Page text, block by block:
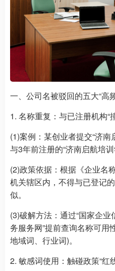
一、公司名被驳回的五大“高
1. 名称重复：与已注册机构“
(1)案例：某创业者提交“济
与3年前注册的“济南启航培
(2)政策依据：根据《企业名
机关辖区内，不得与已登记
似。
(3)破解方法：通过“国家企业
务服务网”提前查询名称可用
地域词、行业词)。
2. 敏感词使用：触碰政策“红